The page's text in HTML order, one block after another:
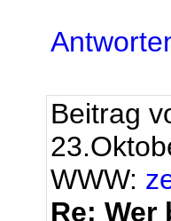
Beitrag
WWW:
Re: